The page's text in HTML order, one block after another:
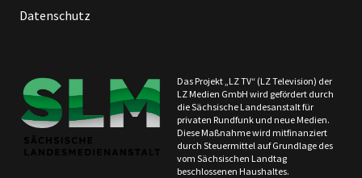
Datenschutz
Das Projekt „LZ TV“ (LZ Television) der
LZ Medien GmbH wird gefördert durch
die Sächsische Landesanstalt für
privaten Rundfunk und neue Medien.
Diese Maßnahme wird mitfinanziert
durch Steuermittel auf Grundlage des
vom Sächsischen Landtag
beschlossenen Haushaltes.